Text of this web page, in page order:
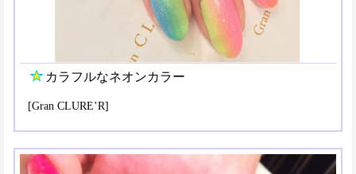
カラフルなネオンカラー
[Gran CLURE’R]